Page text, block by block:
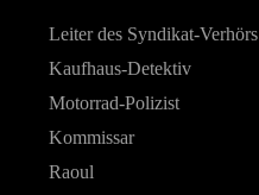
Leiter des Syndikat-Verhörs
Kaufhaus-Detektiv
Motorrad-Polizist
Kommissar
Raoul